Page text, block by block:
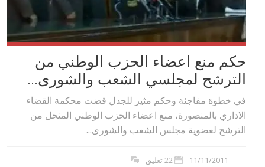
حكم منع اعضاء الحزب الوطني من
الترشح لمجلسي الشعب والشورى...
في خطوة مفاجئة وحكم مثير للجدل قضت محكمة القضاء
الاداري بالمنصورة، منع اعضاء الحزب الوطني المنحل من
الترشح لعضوية مجلس الشعب والشورى...
11/11/2011 22 تعليق